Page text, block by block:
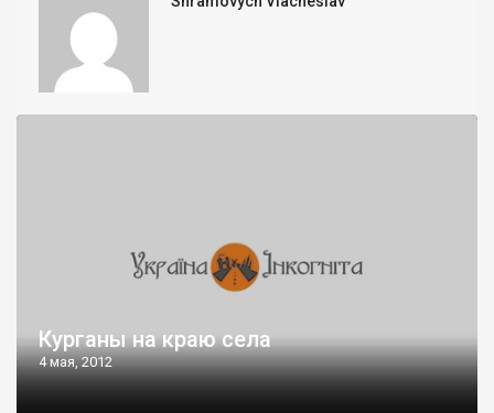
Курганы на краю села
4 мая, 2012